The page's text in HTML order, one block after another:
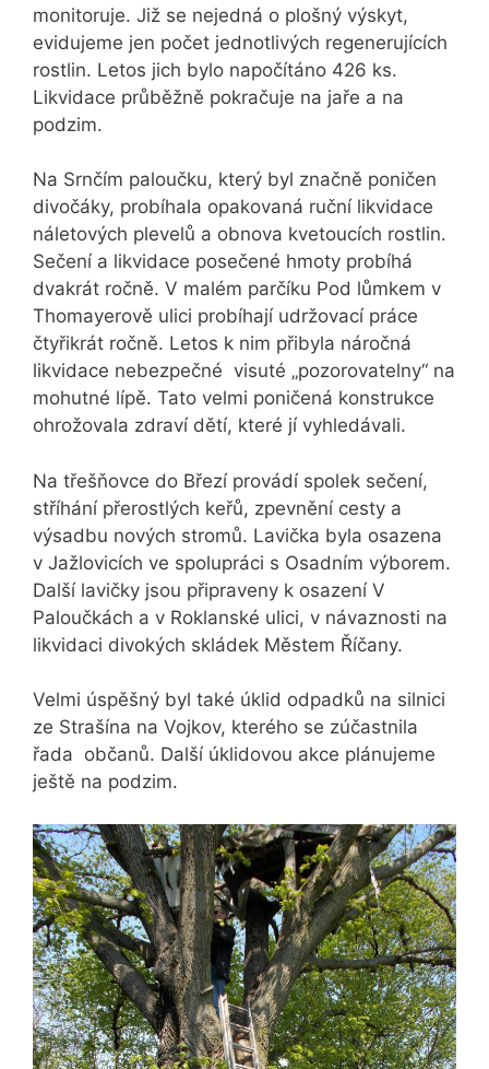
monitoruje. Již se nejedná o plošný výskyt,
evidujeme jen počet jednotlivých regenerujících
rostlin. Letos jich bylo napočítáno 426 ks.
Likvidace průběžně pokračuje na jaře a na
podzim.
Na Srnčím paloučku, který byl značně poničen
divočáky, probíhala opakovaná ruční likvidace
náletových plevelů a obnova kvetoucích rostlin.
Sečení a likvidace posečené hmoty probíhá
dvakrát ročně. V malém parčíku Pod lůmkem v
Thomayerově ulici probíhají udržovací práce
čtyřikrát ročně. Letos k nim přibyla náročná
likvidace nebezpečné visuté „pozorovatelny“ na
mohutné lípě. Tato velmi poničená konstrukce
ohrožovala zdraví dětí, které jí vyhledávali.
Na třešňovce do Březí provádí spolek sečení,
stříhání přerostlých keřů, zpevnění cesty a
výsadbu nových stromů. Lavička byla osazena
v Jažlovicích ve spolupráci s Osadním výborem.
Další lavičky jsou připraveny k osazení V
Paloučkách a v Roklanské ulici, v návaznosti na
likvidaci divokých skládek Městem Říčany.
Velmi úspěšný byl také úklid odpadků na silnici
ze Strašína na Vojkov, kterého se zúčastnila
řada občanů. Další úklidovou akce plánujeme
ještě na podzim.